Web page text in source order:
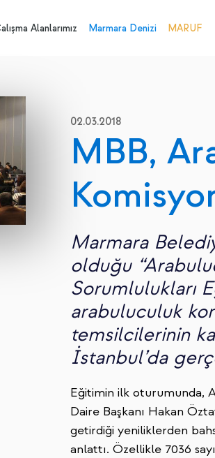
Alanlarımız Marmara Denizi MARUF
02.03.2018
MBB,
Marmara
olduğu
Sorumlulukları
arabuluculuk
temsilcilerinin
İstanbul’da
Eğitimin ilk oturumunda,
Daire Başkanı Hakan
getirdiği yeniliklerden
anlattı. Özellikle 7036